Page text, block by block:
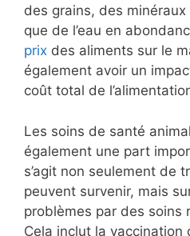
des grains, des
que de l’eau en
prix des aliments sur le
également avoir un
coût total de
Les soins de santé
également une part
s’agit non seulement de
peuvent survenir, mais
problèmes par des soins
Cela inclut la vaccination